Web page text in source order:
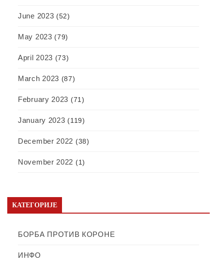
June 2023 (52)
May 2023 (79)
April 2023 (73)
March 2023 (87)
February 2023 (71)
January 2023 (119)
December 2022 (38)
November 2022 (1)
КАТЕГОРИЈЕ
БОРБА ПРОТИВ КОРОНЕ
ИНФО